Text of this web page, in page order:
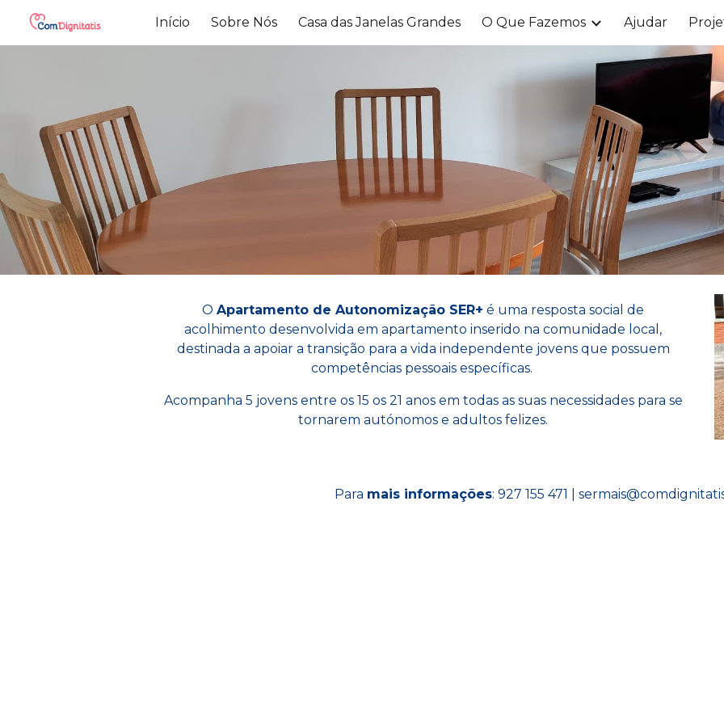
Skip to main content Skip to
Início Sobre Nós Casa das Janelas Grandes O Que Fazemos Ajudar
OApartamento de Autonomização SER+ é uma resposta social de
acolhimento desenvolvida em apartamento inserido na comunidade local,
destinada a apoiar a transição para a vida independente jovens que possuem
competências pessoais específicas.
Acompanha 5 jovens entre os 15 os 21 anos em todas as suas necessidades para se
tornarem autónomos e adultos felizes.
Para mais informações: 927 155 471 sermais